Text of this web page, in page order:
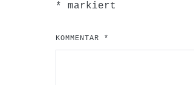
*
markiert
KOMMENTAR *